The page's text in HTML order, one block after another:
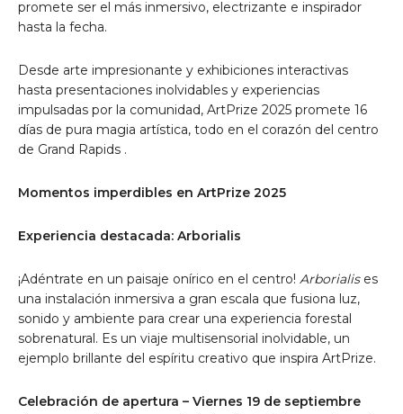
promete ser el más inmersivo, electrizante e inspirador
hasta la fecha.
Desde arte impresionante y exhibiciones interactivas
hasta presentaciones inolvidables y experiencias
impulsadas por la comunidad, ArtPrize 2025 promete 16
días de pura magia artística, todo en el corazón del centro
de Grand Rapids .
Momentos imperdibles en ArtPrize 2025
Experiencia destacada: Arborialis
¡Adéntrate en un paisaje onírico en el centro! Arborialises
una instalación inmersiva a gran escala que fusiona luz,
sonido y ambiente para crear una experiencia forestal
sobrenatural. Es un viaje multisensorial inolvidable, un
ejemplo brillante del espíritu creativo que inspira ArtPrize.
Celebración de apertura – Viernes 19 de septiembre